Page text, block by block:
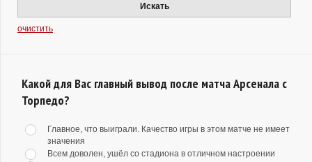
Искать
очистить
Какой для Вас главный вывод после матча Арсенала с
Торпедо?
Главное, что выиграли. Качество игры в этом матче не имеет
значения
Всем доволен, ушёл со стадиона в отличном настроении